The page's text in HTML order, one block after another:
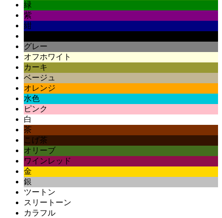
緑
紫
紺
グレー
オフホワイト
カーキ
ベージュ
オレンジ
水色
ピンク
白
茶
こげ茶
オリーブ
ワインレッド
金
銀
ツートン
スリートーン
カラフル